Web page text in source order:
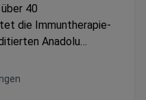
40
die Immuntherapie-
Anadolu
den Protokollen von
eine umfassende